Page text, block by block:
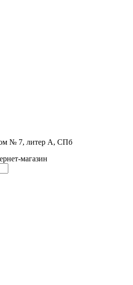
№ 7, литер А, СПб
магазин